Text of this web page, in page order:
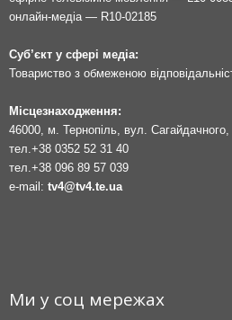
онлайн-медіа — R10-02185
Суб’єкт у сфері медіа:
Товариство з обмеженою
Місцезнаходження:
46000, м. Тернопіль, вул.
тел.+38 0352 52 31 40
тел.+38 096 89 57 039
e-mail: tv4@tv4.te.ua
Ми у соц мережах